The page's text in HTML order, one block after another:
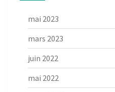
mai 2023
mars 2023
juin 2022
mai 2022